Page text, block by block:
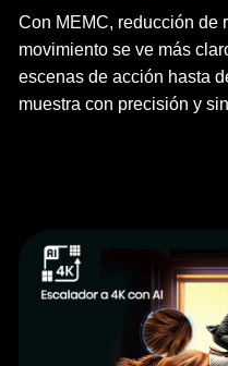
Con MEMC, reducción de
movimiento se ve más
escenas de acción hasta
muestra con precisión y